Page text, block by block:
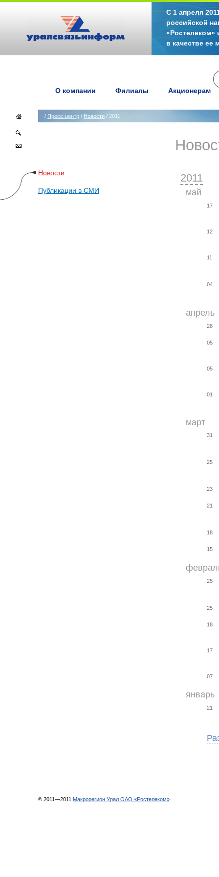
С 1 апреля
российской
«Ростелеком»
в качестве ее
О компании Филиалы Акционерам
/ Пресс-центр / Новости / 2011
Новости
Публикации в СМИ
2011
май
17
12
11
04
апрель
28
05
05
01
март
31
25
23
21
18
15
25
25
18
17
07
январь
21
© 2011—2011 Макрорегион Урал ОАО «Ростелеком»